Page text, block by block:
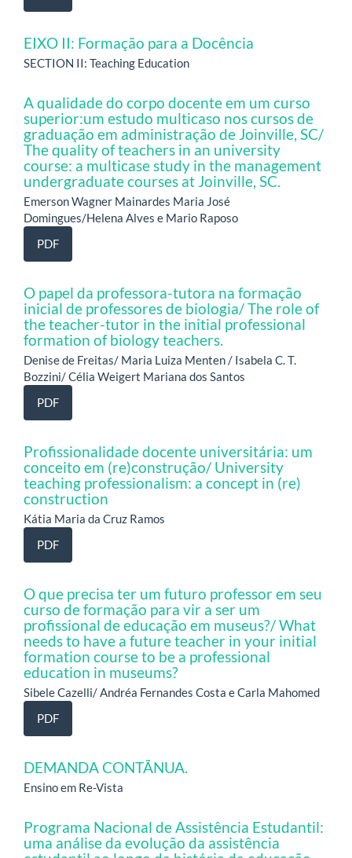
EIXO II: Formação para a Docência
SECTION II: Teaching Education
A qualidade do corpo docente em um curso
superior:um estudo multicaso nos cursos de
graduação em administração de Joinville, SC/
The quality of teachers in an university
course: a multicase study in the management
undergraduate courses at Joinville, SC.
Emerson Wagner Mainardes Maria José
Domingues/Helena Alves e Mario Raposo
PDF
O papel da professora-tutora na formação
inicial de professores de biologia/ The role of
the teacher-tutor in the initial professional
formation of biology teachers.
Denise de Freitas/ Maria Luiza Menten / Isabela C. T.
Bozzini/ Célia Weigert Mariana dos Santos
PDF
Profissionalidade docente universitária: um
conceito em (re)construção/ University
teaching professionalism: a concept in (re)
construction
Kátia Maria da Cruz Ramos
PDF
O que precisa ter um futuro professor em seu
curso de formação para vir a ser um
profissional de educação em museus?/ What
needs to have a future teacher in your initial
formation course to be a professional
education in museums?
Sibele Cazelli/ Andréa Fernandes Costa e Carla Mahomed
PDF
DEMANDA CONTÃNUA.
Ensino em Re-Vista
Programa Nacional de Assistência Estudantil:
uma análise da evolução da assistência